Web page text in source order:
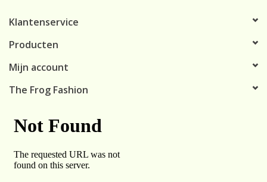
Klantenservice
Producten
Mijn account
The Frog Fashion